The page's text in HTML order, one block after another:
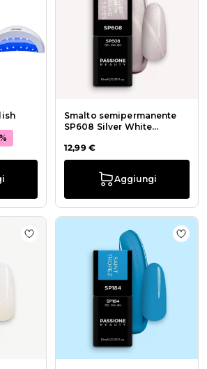
Smalto semipermanente
SP608 Silver White
12,99 €
Aggiungi
Aggiungi alla wishlist Smalto